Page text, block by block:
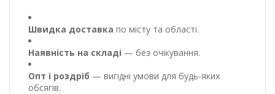
Швидка доставка по місту та області.
Наявність на складі — без очікування.
Опт і роздріб — вигідні умови для будь-яких
обсягів.